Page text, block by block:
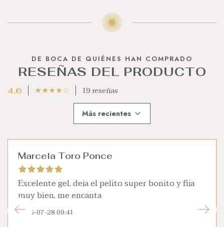
DE BOCA DE QUIÉNES HAN COMPRADO
RESEÑAS DEL PRODUCTO
4.6 ★★★★☆ 19 reseñas
Más recientes
Marcela Toro Ponce
Excelente gel, deja el pelito super bonito y fija
muy bien, me encanta
2025-07-28 09:41